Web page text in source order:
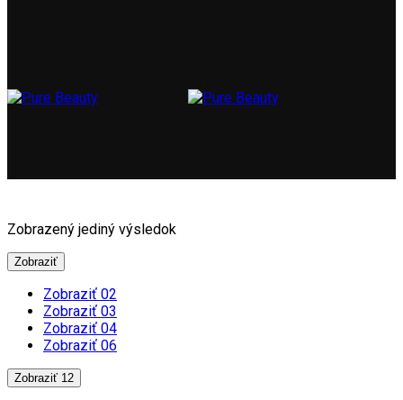
Zobrazený jediný výsledok
Zobraziť
Zobraziť 02
Zobraziť 03
Zobraziť 04
Zobraziť 06
Zobraziť 12